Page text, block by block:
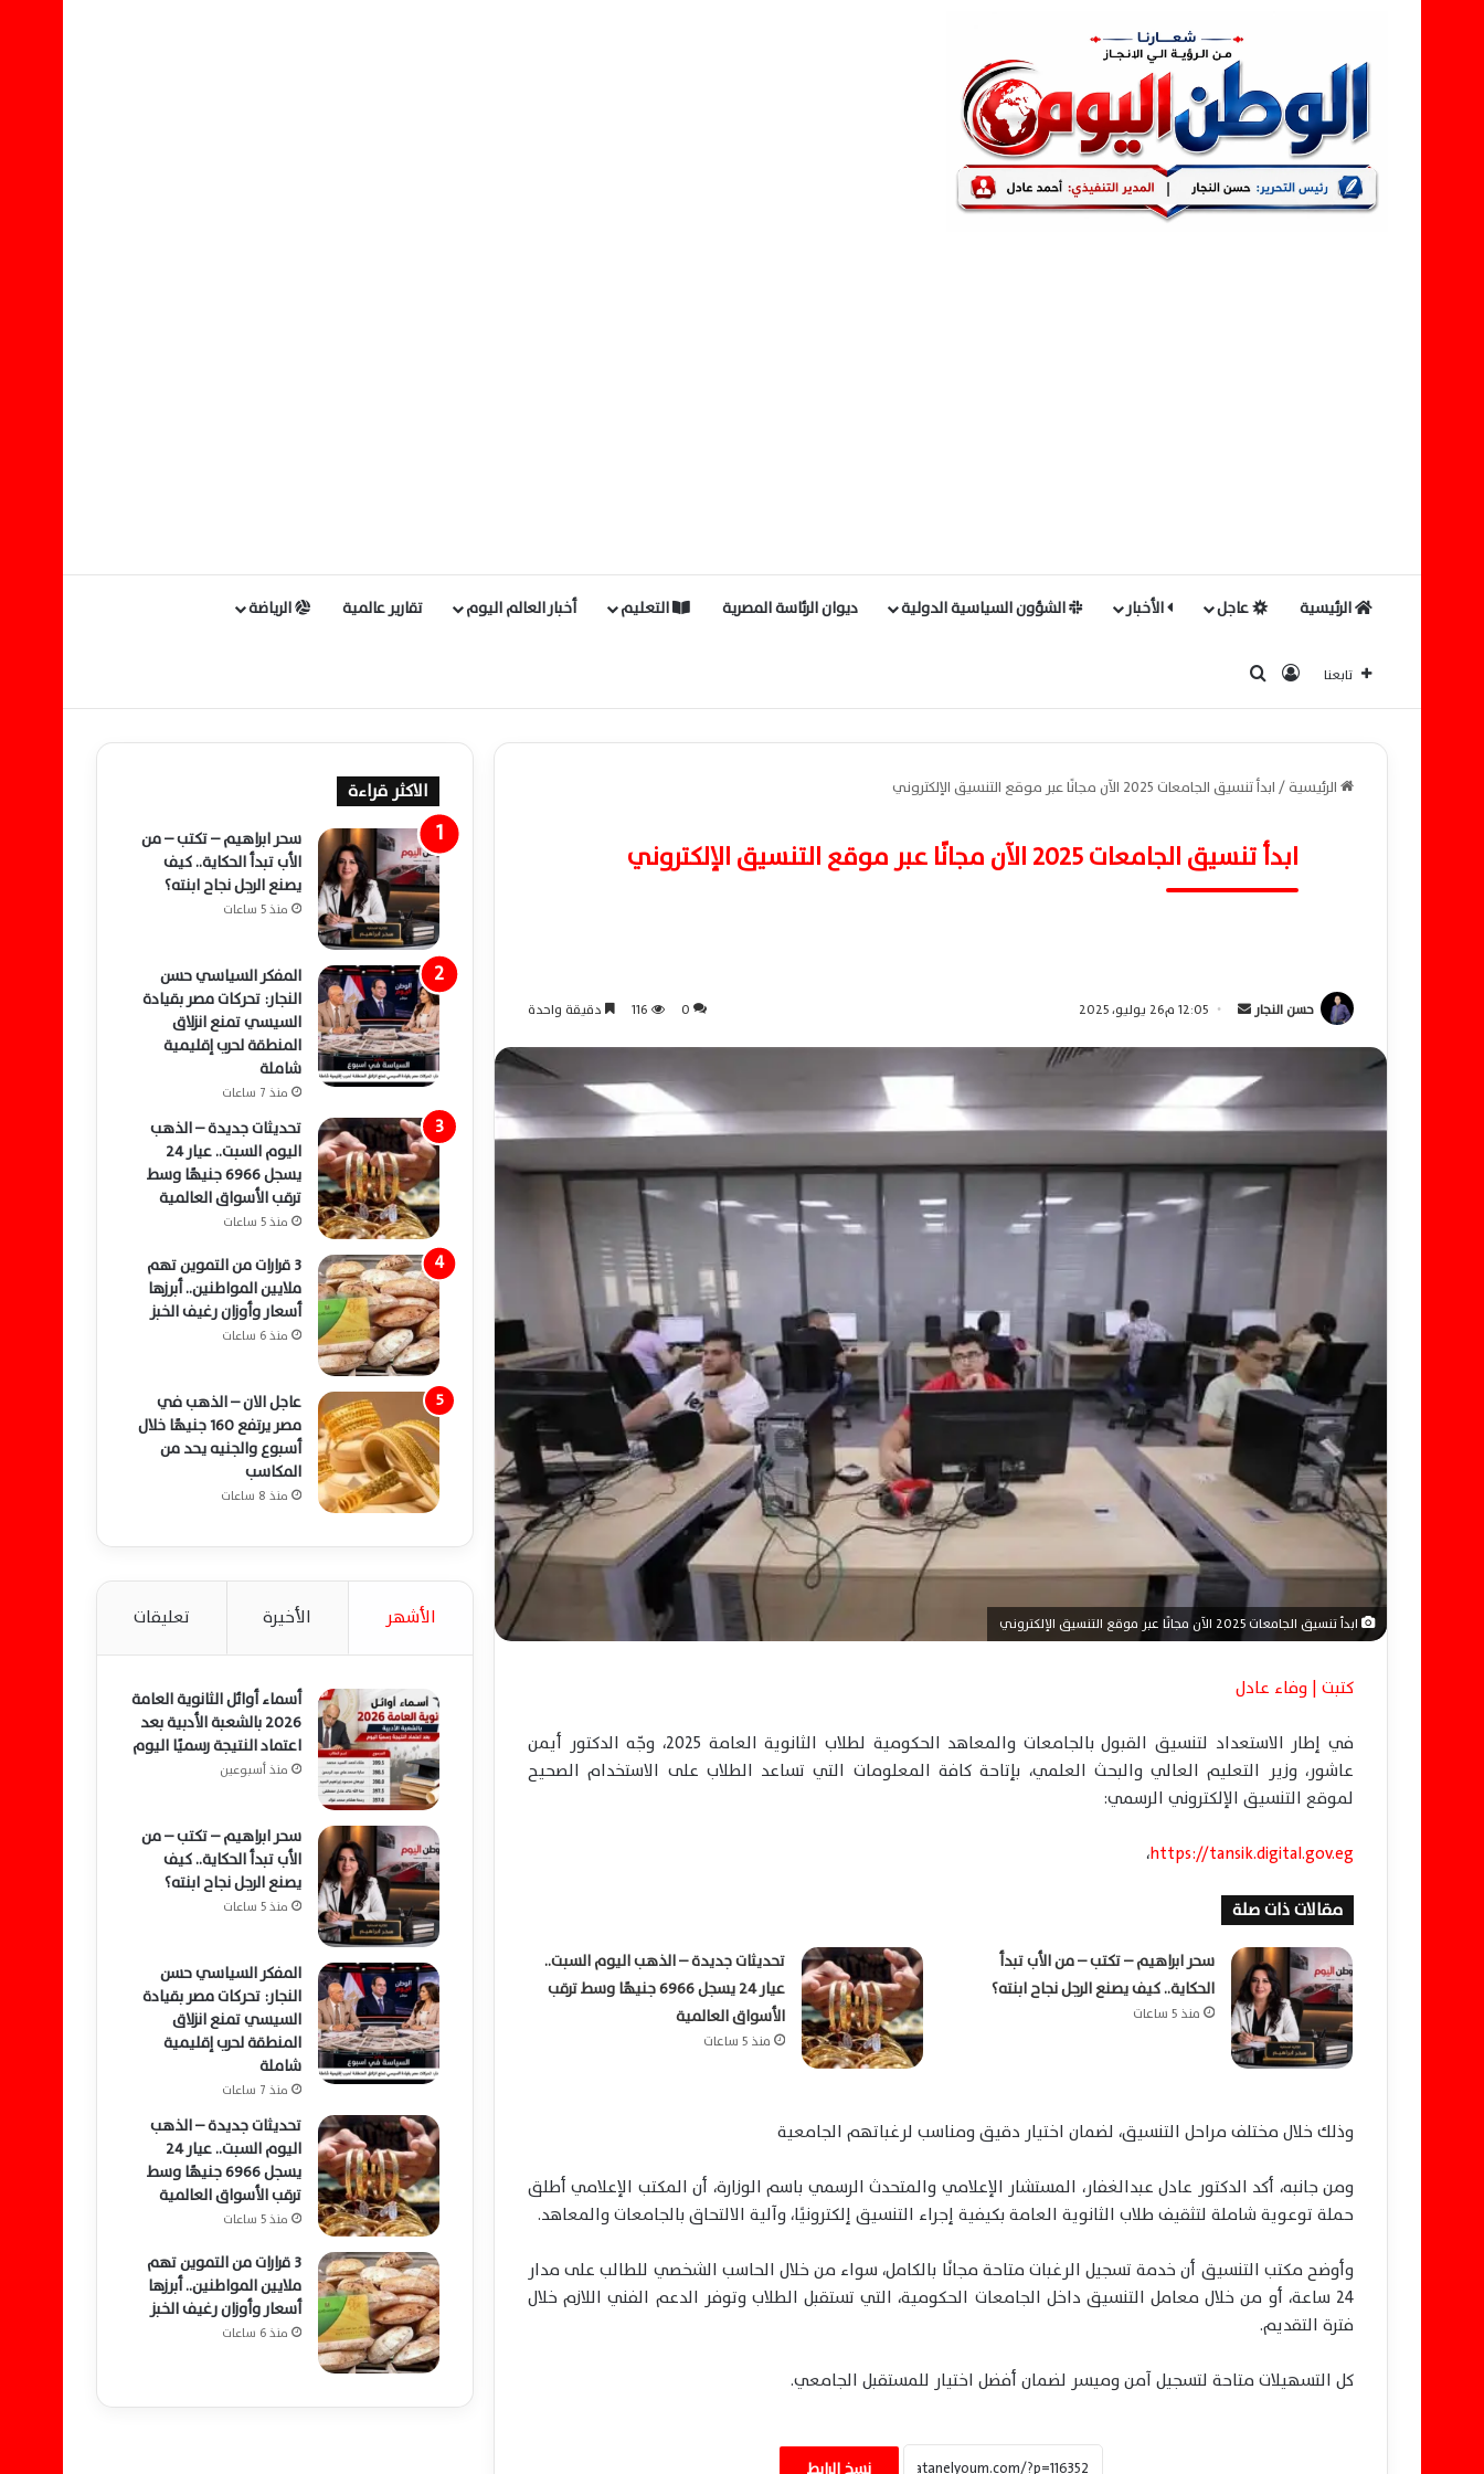
الرئيسية عاجل الأخبار الشؤون السياسية الدولية ديوان الرئاسة المصرية التعليم أخبار العالم اليوم تقارير عالمية الرياضة
تابعنا تسجيل الدخول
الرئيسية/ابدأ تنسيق الجامعات 2025 الآن مجانًا عبر موقع التنسيق الإلكتروني
ابدأ تنسيق الجامعات 2025 الآن مجانًا عبر موقع التنسيق الإلكتروني
حسن النجار
ل
ب
ي
د
ت
ر
و
ن
ي
12:05 م26 يوليو، 2025 0
116 دقيقة واحدة
ابدأ تنسيق الجامعات 2025 الآن مجانًا عبر موقع التنسيق الإلكتروني
كتبت | وفاء عادل
في إطار الاستعداد لتنسيق القبول بالجامعات والمعاهد الحكومية لطلاب الثانوية العامة 2025، وجّه الدكتور أيمن
عاشور، وزير التعليم العالي والبحث العلمي، بإتاحة كافة المعلومات التي تساعد الطلاب على الاستخدام الصحيح
لموقع التنسيق الإلكتروني الرسمي:
https://tansik.digital.gov.eg،
مقالات ذات صلة
سحر ابراهيم – تكتب – من الأب تبدأ
الحكاية.. كيف يصنع الرجل نجاح ابنته؟
منذ 5 ساعات
تحديثات جديدة – الذهب اليوم السبت..
عيار 24 يسجل 6966 جنيهًا وسط ترقب
الأسواق العالمية
منذ 5 ساعات
وذلك خلال مختلف مراحل التنسيق، لضمان اختيار دقيق ومناسب لرغباتهم الجامعية
ومن جانبه، أكد الدكتور عادل عبدالغفار، المستشار الإعلامي والمتحدث الرسمي باسم الوزارة، أن المكتب الإعلامي أطلق
حملة توعوية شاملة لتثقيف طلاب الثانوية العامة بكيفية إجراء التنسيق إلكترونيًا، وآلية الالتحاق بالجامعات والمعاهد.
وأوضح مكتب التنسيق أن خدمة تسجيل الرغبات متاحة مجانًا بالكامل، سواء من خلال الحاسب الشخصي للطالب على مدار
24 ساعة، أو من خلال معامل التنسيق داخل الجامعات الحكومية، التي تستقبل الطلاب وتوفر الدعم الفني اللازم خلال
فترة التقديم.
كل التسهيلات متاحة لتسجيل آمن وميسر لضمان أفضل اختيار للمستقبل الجامعي.
نسخ الرابط
«وول ستريت جورنال» واشنطن ترفض قيود
إيران على الملاحة وتهدد بتصعيد أزمة مضيق
الاكثر قراءة
سحر ابراهيم – تكتب – من
الأب تبدأ الحكاية.. كيف
يصنع الرجل نجاح ابنته؟
منذ 5 ساعات
المفكر السياسي حسن
النجار: تحركات مصر بقيادة
السيسي تمنع انزلاق
المنطقة لحرب إقليمية
شاملة
منذ 7 ساعات
تحديثات جديدة – الذهب
اليوم السبت.. عيار 24
يسجل 6966 جنيهًا وسط
ترقب الأسواق العالمية
منذ 5 ساعات
3 قرارات من التموين تهم
ملايين المواطنين.. أبرزها
أسعار وأوزان رغيف الخبز
منذ 6 ساعات
عاجل الان – الذهب في
مصر يرتفع 160 جنيهًا خلال
أسبوع والجنيه يحد من
المكاسب
منذ 8 ساعات
الأشهر الأخيرة تعليقات
أسماء أوائل الثانوية العامة
2026 بالشعبة الأدبية بعد
اعتماد النتيجة رسميًا اليوم
منذ أسبوعين
سحر ابراهيم – تكتب – من
الأب تبدأ الحكاية.. كيف
يصنع الرجل نجاح ابنته؟
منذ 5 ساعات
المفكر السياسي حسن
النجار: تحركات مصر بقيادة
السيسي تمنع انزلاق
المنطقة لحرب إقليمية
شاملة
منذ 7 ساعات
تحديثات جديدة – الذهب
اليوم السبت.. عيار 24
يسجل 6966 جنيهًا وسط
ترقب الأسواق العالمية
منذ 5 ساعات
3 قرارات من التموين تهم
ملايين المواطنين.. أبرزها
أسعار وأوزان رغيف الخبز
منذ 6 ساعات